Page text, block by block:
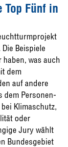
Fünf in
Beispiele
haben, was auch
dem
auf andere
dem Personen-
Klimaschutz,
oder
Jury wählt
Bundesgebiet